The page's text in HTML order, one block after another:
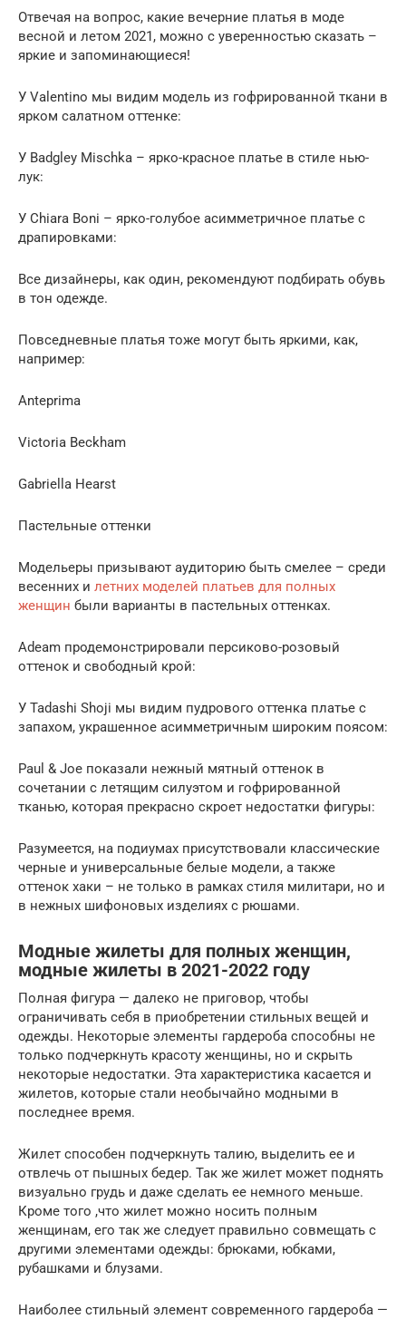
Отвечая на вопрос, какие вечерние платья в моде
весной и летом 2021, можно с уверенностью сказать –
яркие и запоминающиеся!
У Valentino мы видим модель из гофрированной ткани в
ярком салатном оттенке:
У Badgley Mischka – ярко-красное платье в стиле нью-
лук:
У Chiara Boni – ярко-голубое асимметричное платье с
драпировками:
Все дизайнеры, как один, рекомендуют подбирать обувь
в тон одежде.
Повседневные платья тоже могут быть яркими, как,
например:
Anteprima
Victoria Beckham
Gabriella Hearst
Пастельные оттенки
Модельеры призывают аудиторию быть смелее – среди
весенних и летних моделей платьев для полных
женщин были варианты в пастельных оттенках.
Adeam продемонстрировали персиково-розовый
оттенок и свободный крой:
У Tadashi Shoji мы видим пудрового оттенка платье с
запахом, украшенное асимметричным широким поясом:
Paul & Joe показали нежный мятный оттенок в
сочетании с летящим силуэтом и гофрированной
тканью, которая прекрасно скроет недостатки фигуры:
Разумеется, на подиумах присутствовали классические
черные и универсальные белые модели, а также
оттенок хаки – не только в рамках стиля милитари, но и
в нежных шифоновых изделиях с рюшами.
Модные жилеты для полных женщин,
модные жилеты в 2021-2022 году
Полная фигура — далеко не приговор, чтобы
ограничивать себя в приобретении стильных вещей и
одежды. Некоторые элементы гардероба способны не
только подчеркнуть красоту женщины, но и скрыть
некоторые недостатки. Эта характеристика касается и
жилетов, которые стали необычайно модными в
последнее время.
Жилет способен подчеркнуть талию, выделить ее и
отвлечь от пышных бедер. Так же жилет может поднять
визуально грудь и даже сделать ее немного меньше.
Кроме того ,что жилет можно носить полным
женщинам, его так же следует правильно совмещать с
другими элементами одежды: брюками, юбками,
рубашками и блузами.
Наиболее стильный элемент современного гардероба —